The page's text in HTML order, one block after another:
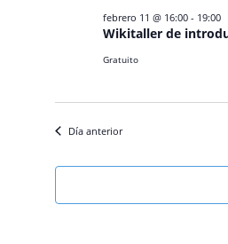
Wikitaller de
febrero 11 @ 16:00- 19:00
Gratuito
Día anterior